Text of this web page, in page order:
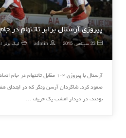
پیروزی آرسنال برابر تاتنهام در
23 سپتامبر, 2015 admin لیگ برتر
آرسنال با پیروزی ۲-۱ مقابل
صعود کرد. شاگردان آرسن ونگر که در ابتدای
بودند، در دیدار امشب یک حریف …